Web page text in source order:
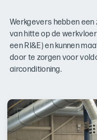
Werkgevers hebben een
van hitte op de
een RI&E) en kunnen
door te zorgen voor
airconditioning.